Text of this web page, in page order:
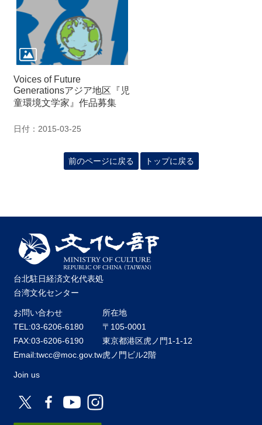
Voices of Future
Generationsアジア地区『児
童環境文学家』作品募集
日付：2015-03-25
前のページに戻る トップに戻る
台北駐日経済文化代表処
台湾文化センター
お問い合わせ
TEL:03-6206-6180
FAX:03-6206-6190
Email:twcc@moc.gov.tw
所在地
〒105-0001
東京都港区虎ノ門1-1-12
虎ノ門ビル2階
Join us